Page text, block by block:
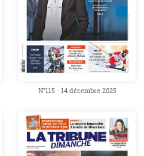
N°115 - 14 décembre 2025